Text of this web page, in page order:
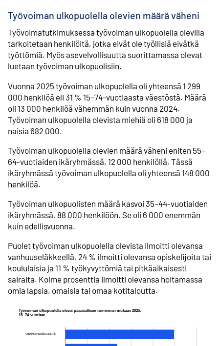
Työvoiman ulkopuolella olevien määrä väheni
Työvoimatutkimuksessa työvoiman ulkopuolella olevilla
tarkoitetaan henkilöitä, jotka eivät ole työllisiä eivätkä
työttömiä. Myös asevelvollisuutta suorittamassa olevat
luetaan työvoiman ulkopuolisiin.
Vuonna 2025 työvoiman ulkopuolella oli yhteensä 1 299
000 henkilöä eli 31 % 15–74-vuotiaasta väestöstä. Määrä
oli 13 000 henkilöä vähemmän kuin vuonna 2024.
Työvoiman ulkopuolella olevista miehiä oli 618 000 ja
naisia 682 000.
Työvoiman ulkopuolella olevien määrä väheni eniten 55–
64-vuotiaiden ikäryhmässä, 12 000 henkilöllä. Tässä
ikäryhmässä työvoiman ulkopuolella oli yhteensä 148 000
henkilöä.
Työvoiman ulkopuolisten määrä kasvoi 35–44-vuotiaiden
ikäryhmässä, 88 000 henkilöön. Se oli 6 000 enemmän
kuin edellisvuonna.
Puolet työvoiman ulkopuolella olevista ilmoitti olevansa
vanhuuseläkkeellä, 24 % ilmoitti olevansa opiskelijoita tai
koululaisia ja 11 % työkyvyttömiä tai pitkäaikaisesti
sairaita. Kolme prosenttia ilmoitti olevansa hoitamassa
omia lapsia, omaisia tai omaa kotitaloutta.